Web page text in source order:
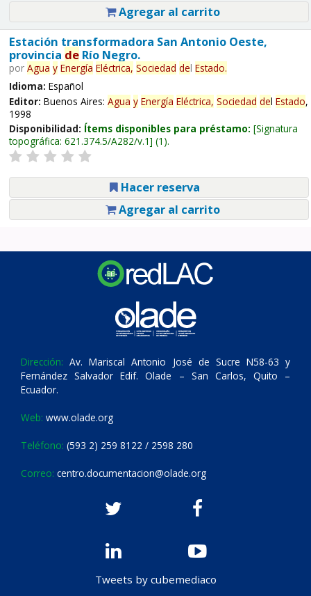
Agregar al carrito
Estación transformadora San Antonio Oeste,
provincia deRío Negro.
por Agua y Energía Eléctrica, Sociedad del Estado.
Idioma: Español
Editor: Buenos Aires: Agua y Energía Eléctrica, Sociedad del Estado,
1998
Disponibilidad: Ítems disponibles para préstamo: Signatura
topográfica: 621.374.5/A282/v.1 (1).
Hacer reserva
Agregar al carrito
Dirección: Av. Mariscal Antonio José de Sucre N58-63 y
Fernández Salvador Edif. Olade – San Carlos, Quito –
Ecuador.
Web: www.olade.org
Teléfono: (593 2) 259 8122 / 2598 280
Correo: centro.documentacion@olade.org
Tweets by cubemediaco